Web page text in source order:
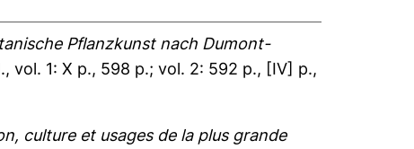
Pflanzkunst nach Dumont-
vol. 1: X p., 598 p.; vol. 2: 592 p., [IV] p.,
culture et usages de la plus grande